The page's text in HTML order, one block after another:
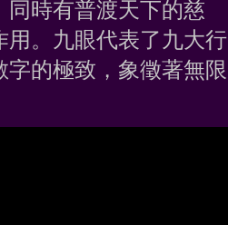
時有普渡天下的慈
。九眼代表了九大行
的極致，象徵著無限